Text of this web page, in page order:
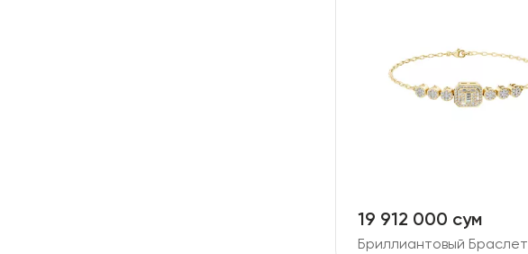
19 912 000 сум
Бриллиантовый Браслет